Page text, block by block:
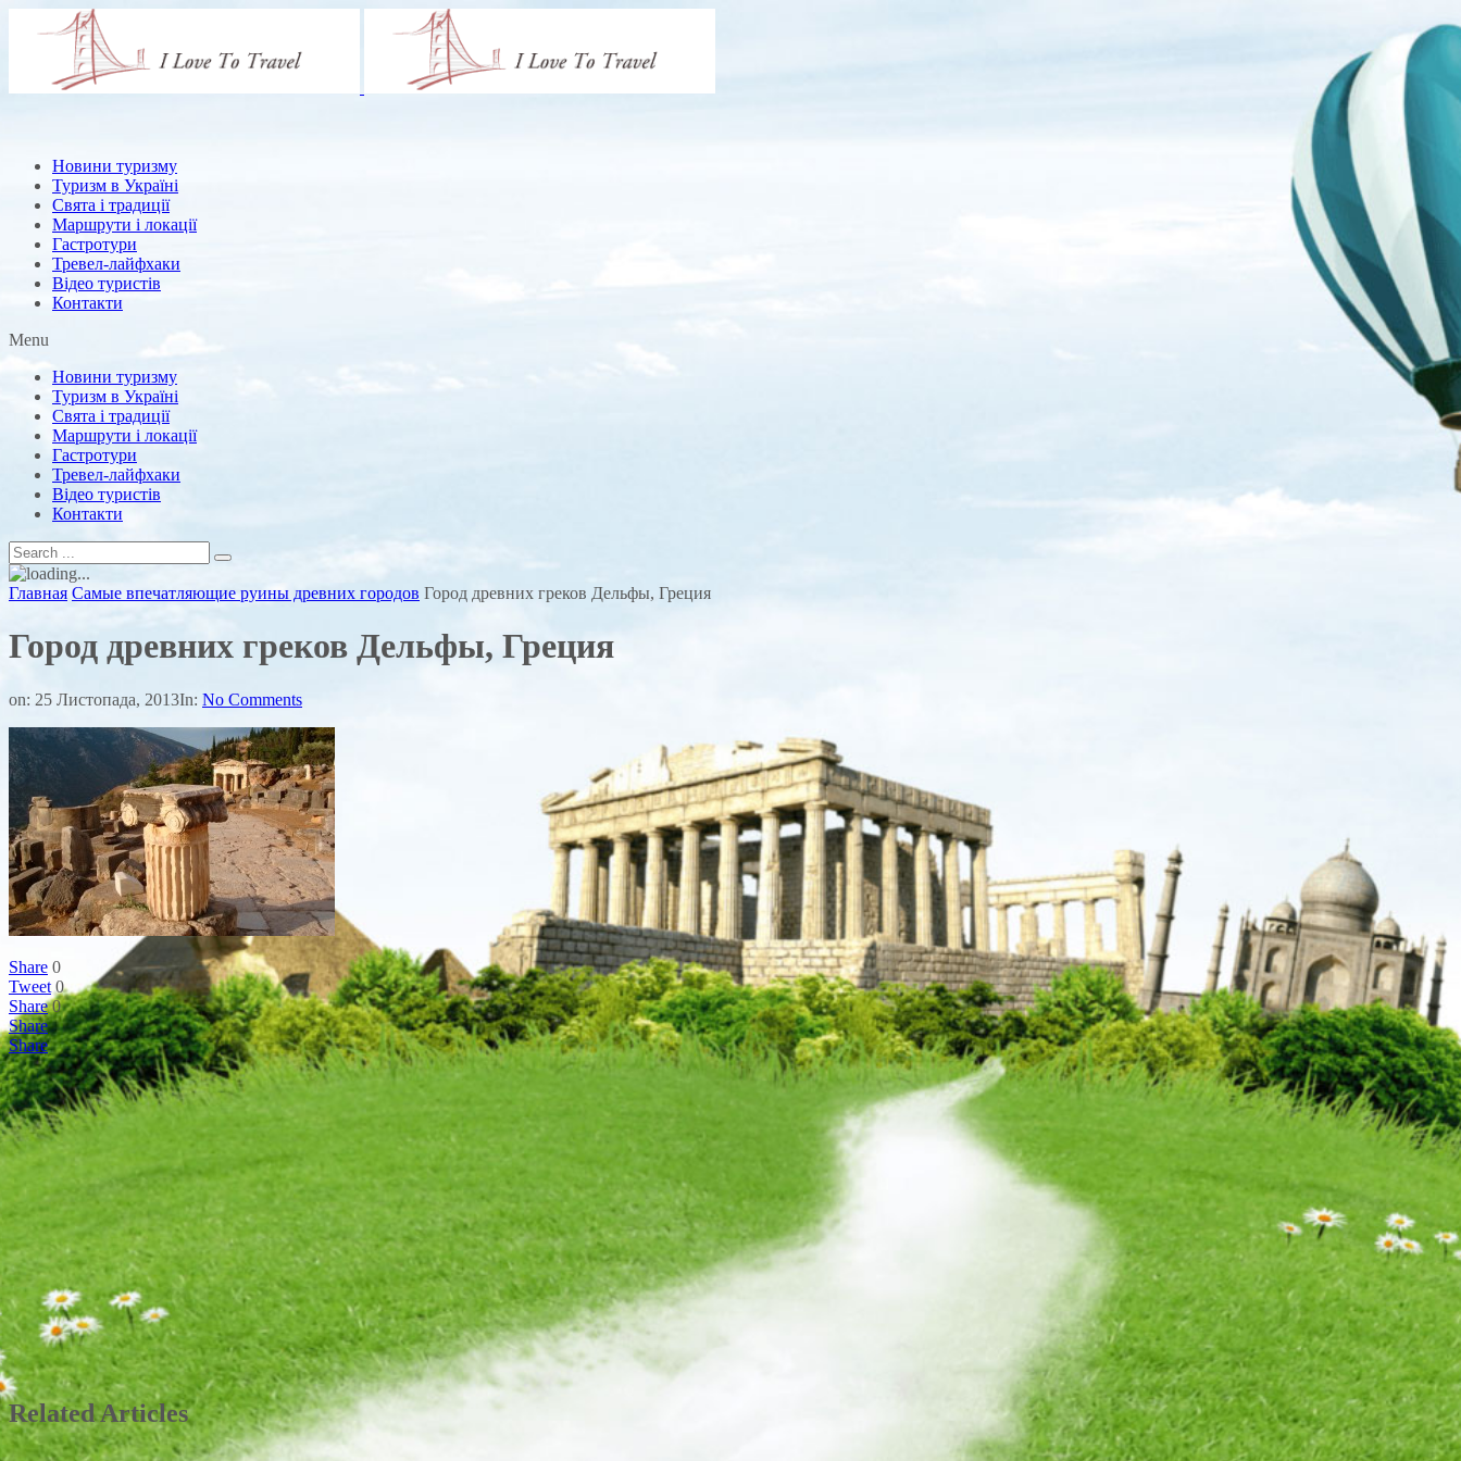
Новини туризму
Туризм в Україні
Свята і традиції
Маршрути і локації
Гастротури
Тревел-лайфхаки
Відео туристів
Контакти
Menu
Новини туризму
Туризм в Україні
Свята і традиції
Маршрути і локації
Гастротури
Тревел-лайфхаки
Відео туристів
Контакти
Главная Самые впечатляющие руины древних городов Город древних греков Дельфы, Греция
Город древних греков Дельфы, Греция
on: 25 Листопада, 2013In: No Comments
Share 0
Tweet 0
Share 0
Share
Share
Related Articles